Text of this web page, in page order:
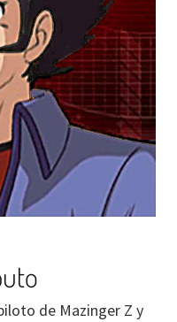
de Mazinger Z y